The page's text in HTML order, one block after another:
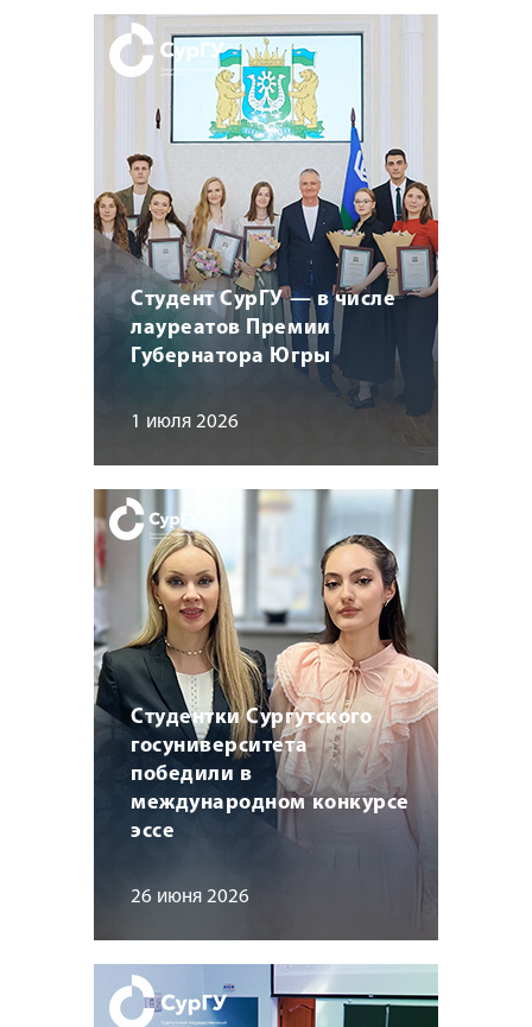
Студент СурГУ — в числе
лауреатов Премии
Губернатора Югры
1 июля 2026
Студентки Сургутского
госуниверситета
победили в
международном конкурсе
эссе
26 июня 2026